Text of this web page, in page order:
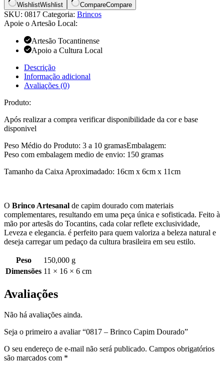
WishlistWishlist CompareCompare
SKU: 0817 Categoria: Brincos
Apoie o Artesão Local:
Artesão Tocantinense
Apoio a Cultura Local
Descrição
Informação adicional
Avaliações (0)
Produto:
Após realizar a compra verificar disponibilidade da cor e base
disponivel
Peso Médio do Produto: 3 a 10 gramasEmbalagem:
Peso com embalagem medio de envio: 150 gramas
Tamanho da Caixa Aproximadado: 16cm x 6cm x 11cm
O Brinco Artesanal de capim dourado com materiais
complementares, resultando em uma peça única e sofisticada. Feito à
mão por artesãs do Tocantins, cada colar reflete exclusividade,
Leveza e elegancia. é perfeito para quem valoriza a beleza natural e
deseja carregar um pedaço da cultura brasileira em seu estilo.
Peso
150,000 g
Dimensões 11 × 16 × 6 cm
Avaliações
Não há avaliações ainda.
Seja o primeiro a avaliar “0817 – Brinco Capim Dourado”
O seu endereço de e-mail não será publicado. Campos obrigatórios
são marcados com *